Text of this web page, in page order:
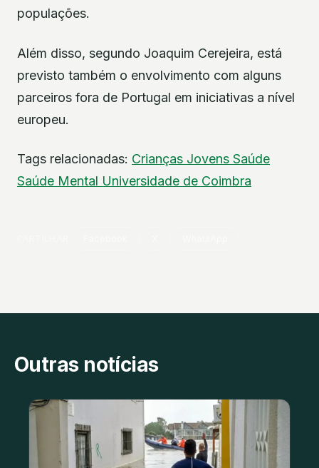
populações.
Além disso, segundo Joaquim Cerejeira, está
previsto também o envolvimento com alguns
parceiros fora de Portugal em iniciativas a nível
europeu.
Tags relacionadas: Crianças Jovens Saúde
Saúde Mental Universidade de Coimbra
Outras notícias